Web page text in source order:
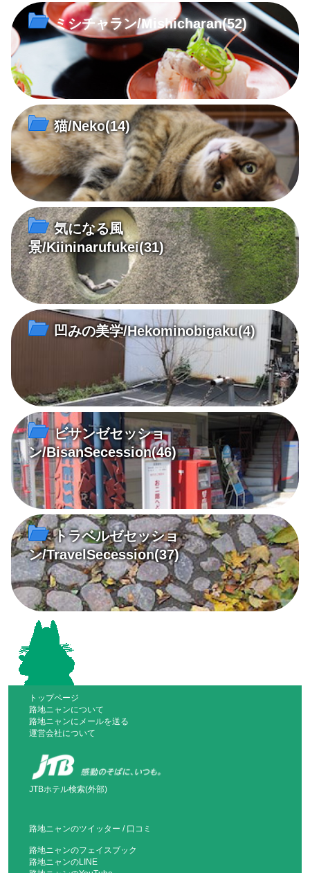
ミシチャラン/Mishicharan(52)
猫/Neko(14)
気になる風
景/Kiininarufukei(31)
凹みの美学/Hekominobigaku(4)
ビサンゼセッショ
ン/BisanSecession(46)
トラベルゼセッショ
ン/TravelSecession(37)
トップページ
路地ニャンについて
路地ニャンにメールを送る
運営会社について
JTBホテル検索(外部)
路地ニャンのツイッター / 口コミ
路地ニャンのフェイスブック
路地ニャンのLINE